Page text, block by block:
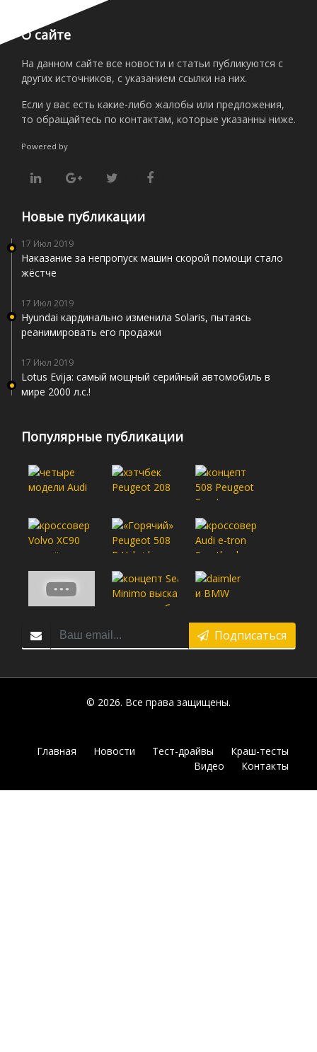
О сайте
На данном сайте все новости и статьи публикуются с
других источников, с указанием ссылки на них.
Если у вас есть какие-либо жалобы или предложения,
то обращайтесь по контактам, которые указанны ниже.
Powered by
Новые публикации
17 Июл 2019
Наказание за непропуск машин скорой помощи стало
жёстче
17 Июл 2019
Hyundai кардинально изменила Solaris, пытаясь
реанимировать его продажи
17 Июл 2019
Lotus Evija: самый мощный серийный автомобиль в
мире 2000 л.с.!
Популярные публикации
Подписаться
© 2026. Все права защищены.
Главная Новости Тест-драйвы
Краш-тесты
Видео
Контакты